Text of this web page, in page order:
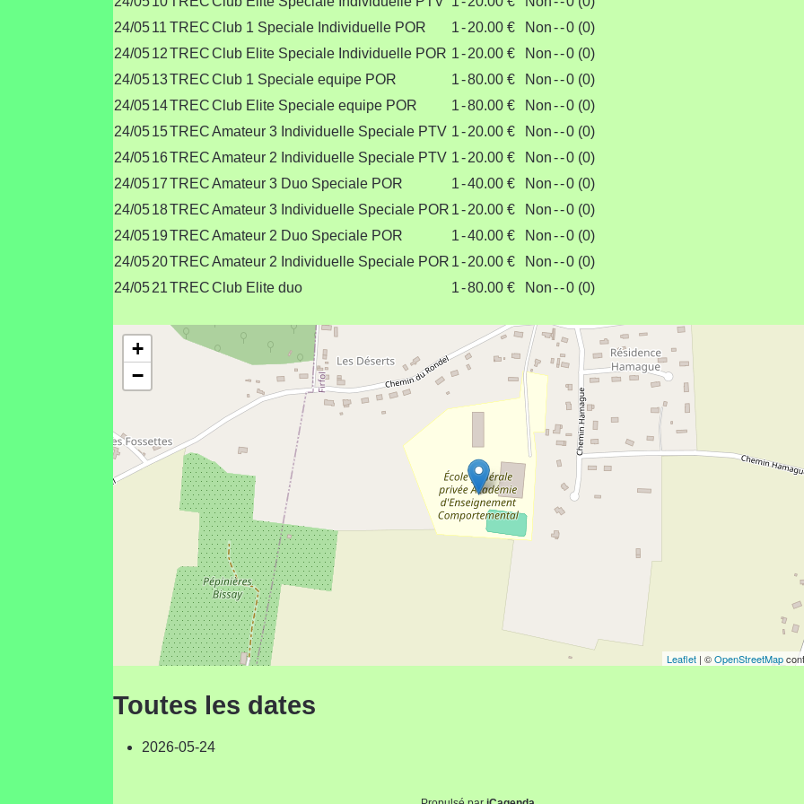
24/0511 TRECClub 1 Speciale Individuelle POR 1-20.00 € Non--0 (0)
24/0512TRECClub Elite Speciale Individuelle POR 1-20.00 € Non--0 (0)
24/0513TRECClub 1 Speciale equipe POR 1-80.00 € Non--0 (0)
24/0514TRECClub Elite Speciale equipe POR 1-80.00 € Non--0 (0)
24/0515TRECAmateur 3 Individuelle Speciale PTV 1-20.00 € Non--0 (0)
24/0516TRECAmateur 2 Individuelle Speciale PTV 1-20.00 € Non--0 (0)
24/0517TRECAmateur 3 Duo Speciale POR 1-40.00 € Non--0 (0)
24/0518TRECAmateur 3 Individuelle Speciale POR 1-20.00 € Non--0 (0)
24/0519TRECAmateur 2 Duo Speciale POR 1-40.00 € Non--0 (0)
24/0520TRECAmateur 2 Individuelle Speciale POR 1-20.00 € Non--0 (0)
24/0521TRECClub Elite duo 1-80.00 € Non--0 (0)
+
−
Leaflet | ©OpenStreetMap
Toutes les dates
2026-05-24